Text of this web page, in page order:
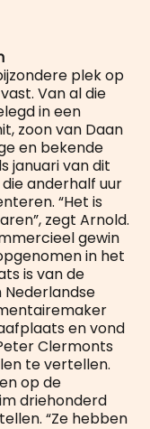
plek op
Van al die
in een
zoon van Daan
en bekende
januari van dit
anderhalf uur
“Het is
zegt Arnold.
gewin
in het
is van de
en vond
Clermonts
te vertellen.
op de
driehonderd
“Ze hebben